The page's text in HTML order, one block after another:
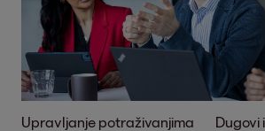
Upravljanje potraživanjima Dugovi